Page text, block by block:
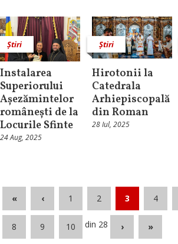
Știri
Instalarea
Superiorului
Așezămintelor
românești de la
Locurile Sfinte
24 Aug, 2025
Știri
Hirotonii la
Catedrala
Arhiepiscopală
din Roman
28 Iul, 2025
« ‹ 1 2 3 4
8 9 10 din 28 › »